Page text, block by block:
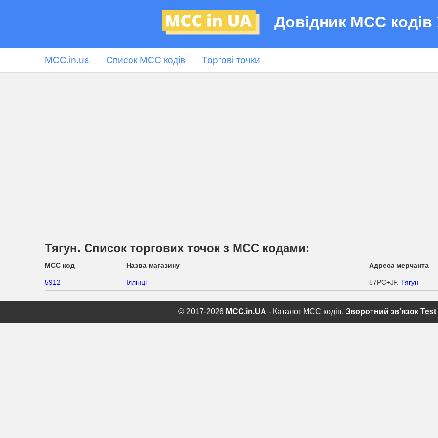
Довідник МСС кодів
MCC.in.ua Список MCC кодів Торгові точки
Тягун. Список торгових точок з МСС кодами:
MCC код Назва магазину Адреса мерчанта
5912 Іллінці 57PC+JF, Тягун
© 2017-2026 MCC.in.UA - Каталог MCC кодів. Зворотний зв'язок